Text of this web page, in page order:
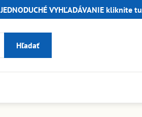
JEDNODUCHÉ VYHĽADÁVANIE kliknite tu
Hľadať